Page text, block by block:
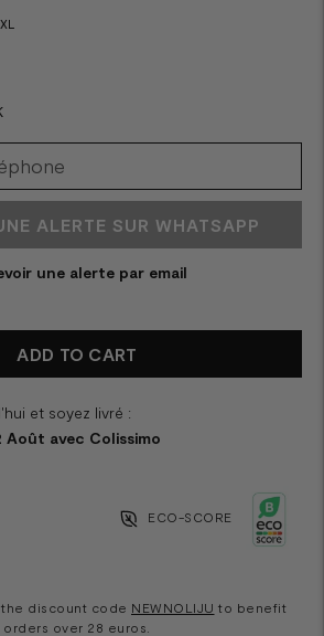
XL
ALERTE SUR WHATSAPP
une alerte par email
ADD TO CART
et soyez livré :
Août avec Colissimo
ECO-SCORE
the discount code NEWNOLIJU to benefit
over 28 euros.